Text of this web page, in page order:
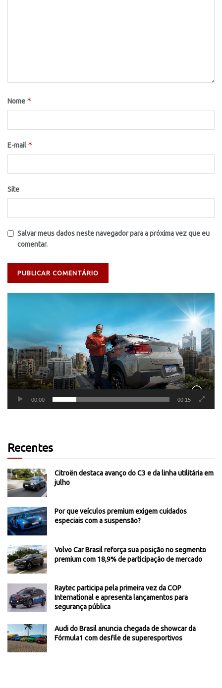
Nome *
E-mail *
Site
Salvar meus dados neste navegador para a próxima vez que eu
comentar.
00:00 00:15
Recentes
Citroën destaca avanço do C3 e da linha utilitária em
julho
Por que veículos premium exigem cuidados
especiais com a suspensão?
Volvo Car Brasil reforça sua posição no segmento
premium com 18,9% de participação de mercado
Raytec participa pela primeira vez da COP
International e apresenta lançamentos para
segurança pública
Audi do Brasil anuncia chegada de showcar da
Fórmula1 com desfile de superesportivos